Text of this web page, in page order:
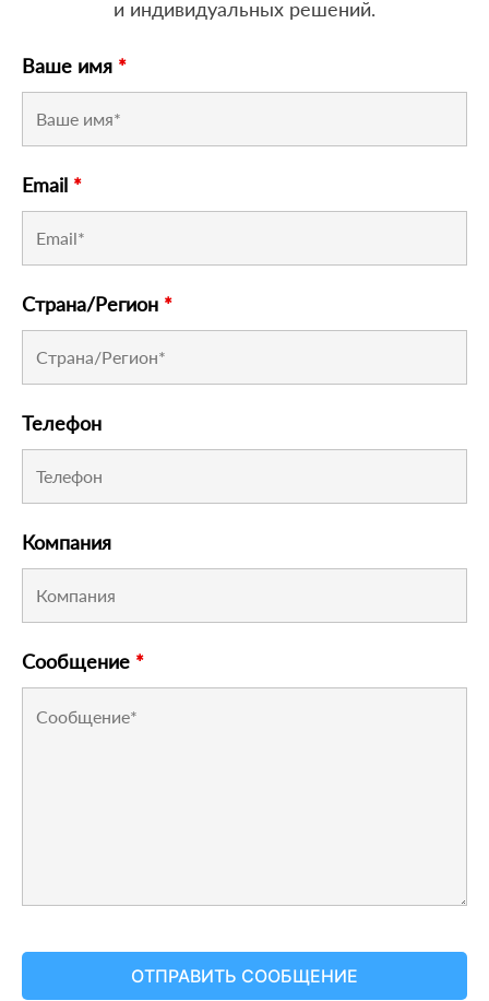
и индивидуальных решений.
Ваше имя *
Email *
Страна/Регион *
Телефон
Компания
Сообщение *